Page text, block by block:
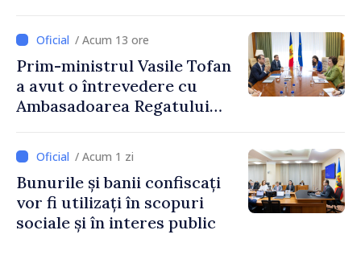
2027
/ Acum 13 ore
Prim-ministrul Vasile Tofan
a avut o întrevedere cu
Ambasadoarea Regatului
Irlandei de Nord, Fern
Horine / Acum 1 zi
Bunurile și banii confiscați
vor fi utilizați în scopuri
sociale și în interes public